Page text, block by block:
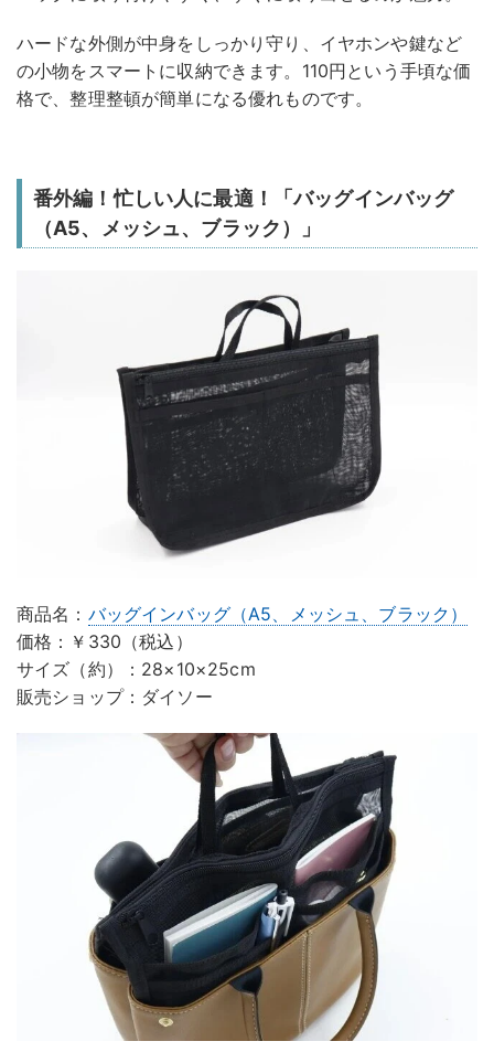
ハードな外側が中身をしっかり守り、イヤホンや鍵など
の小物をスマートに収納できます。110円という手頃な価
格で、整理整頓が簡単になる優れものです。
番外編！忙しい人に最適！「バッグインバッグ
（A5、メッシュ、ブラック）」
商品名： バッグインバッグ（A5、メッシュ、ブラック）
価格：￥330（税込）
サイズ（約）：28×10×25cm
販売ショップ：ダイソー